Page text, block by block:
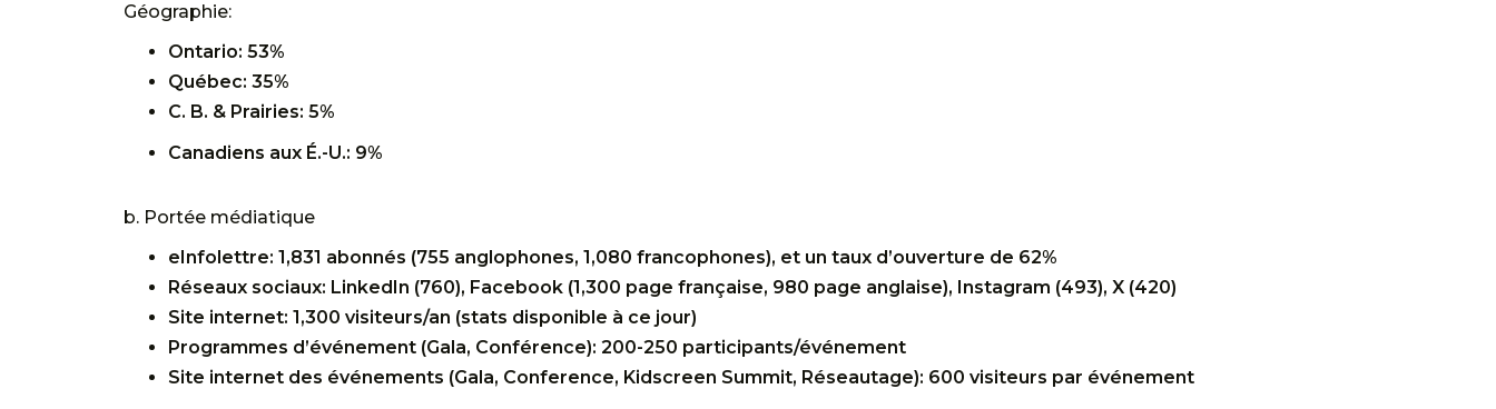
Géographie:
Ontario: 53%
Québec: 35%
C. B. & Prairies: 5%
Canadiens aux É.-U.: 9%
b. Portée médiatique
eInfolettre: 1,831 abonnés (755 anglophones, 1,080 francophones), et un taux d’ouverture de 62%
Réseaux sociaux: LinkedIn (760), Facebook (1,300 page française, 980 page anglaise), Instagram (493), X (420)
Site internet: 1,300 visiteurs/an (stats disponible à ce jour)
Programmes d’événement (Gala, Conférence): 200-250 participants/événement
Site internet des événements (Gala, Conference, Kidscreen Summit, Réseautage): 600 visiteurs par événement